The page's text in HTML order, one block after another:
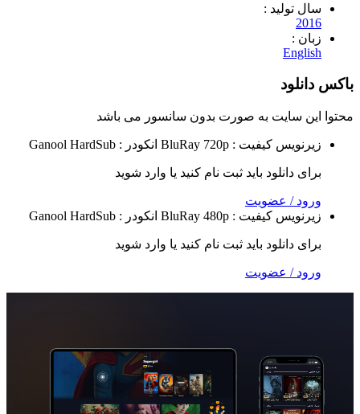
:
سایت به صورتبدون سانسورمی باشد
کیفیت : BluRay 720p انکودر : GanoolHardSub
دانلود باید ثبت نام کنید یا وارد شوید
/ عضویت
کیفیت : BluRay 480p انکودر : GanoolHardSub
دانلود باید ثبت نام کنید یا وارد شوید
/ عضویت